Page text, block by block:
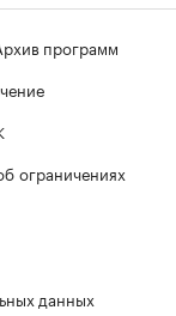
программ
ограничениях
данных